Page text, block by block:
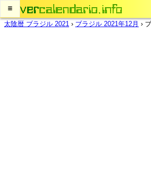
≡
太陰暦 ブラジル 2021 › ブラジル 2021年12月 ›